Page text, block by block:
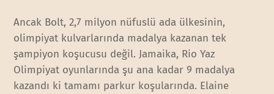
Ancak Bolt, 2,7 milyon nüfuslü ada ülkesinin,
olimpiyat kulvarlarında madalya kazanan tek
şampiyon koşucusu değil. Jamaika, Rio Yaz
Olimpiyat oyunlarında şu ana kadar 9 madalya
kazandı ki tamamı parkur koşularında. Elaine